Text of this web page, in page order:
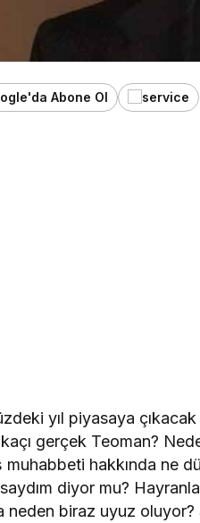
Abone Ol
yıl piyasaya çıkacak
gerçek Teoman?
muhabbeti hakkında ne
diyor mu?
neden biraz uyuz